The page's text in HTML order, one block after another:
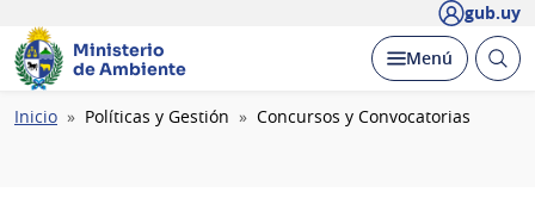
gub.uy
Ministerio
de Ambiente
Desplegar
Menú Abrir
Ruta
Inicio Políticas y Gestión Concursos y Convocatorias